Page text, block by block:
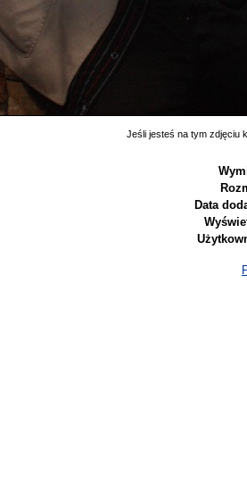
Jeśli jesteś na tym zdjęciu
Data